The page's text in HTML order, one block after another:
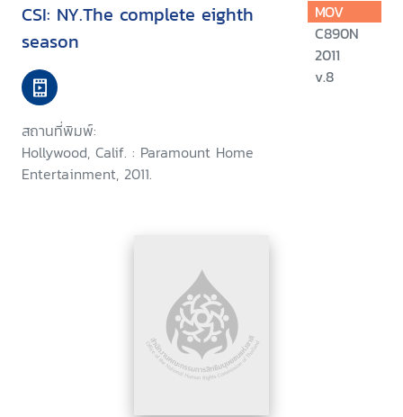
CSI: NY.The complete eighth
season
สถานที่พิมพ์:
Hollywood, Calif. : Paramount Home
Entertainment, 2011.
MOV
C890N
2011
v.8